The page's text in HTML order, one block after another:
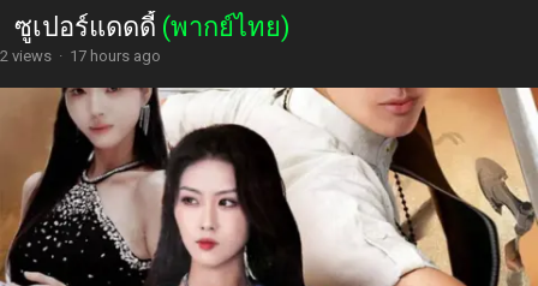
ซูเปอร์แดดดี้ (พากย์ไทย)
2 views · 17 hours ago